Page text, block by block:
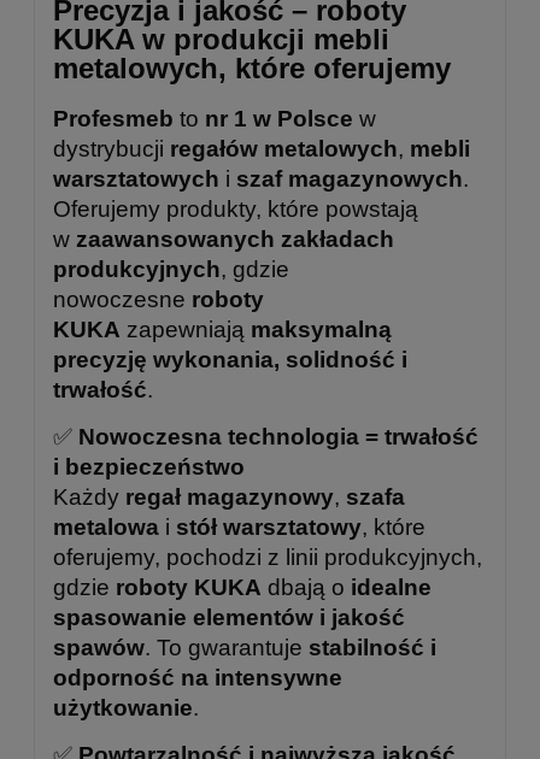
Precyzja i jakość – roboty
KUKA w produkcji mebli
metalowych, które oferujemy
Profesmeb to nr 1 w Polsce w
dystrybucji regałów metalowych, mebli
warsztatowych i szaf magazynowych.
Oferujemy produkty, które powstają
w zaawansowanych zakładach
produkcyjnych, gdzie
nowoczesne roboty
KUKA zapewniają maksymalną
precyzję wykonania, solidność i
trwałość.
✅ Nowoczesna technologia = trwałość
i bezpieczeństwo
Każdy regał magazynowy, szafa
metalowa i stół warsztatowy, które
oferujemy, pochodzi z linii produkcyjnych,
gdzie roboty KUKA dbają o idealne
spasowanie elementów i jakość
spawów. To gwarantuje stabilność i
odporność na intensywne
użytkowanie.